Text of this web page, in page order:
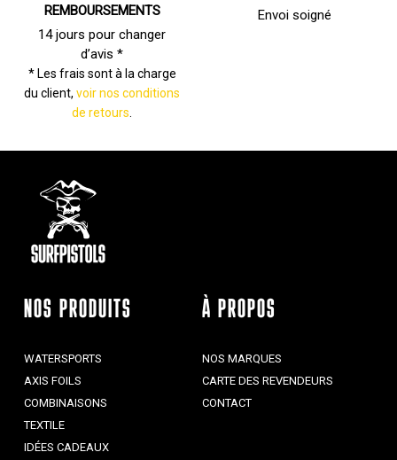
REMBOURSEMENTS
14 jours pour changer
d’avis *
* Les frais sont à la charge
du client,voir nos conditions
de retours
Envoi soigné
NOS PRODUITS
WATERSPORTS
AXIS FOILS
COMBINAISONS
TEXTILE
IDÉES CADEAUX
À PROPOS
NOS MARQUES
CARTE DES REVENDEURS
CONTACT